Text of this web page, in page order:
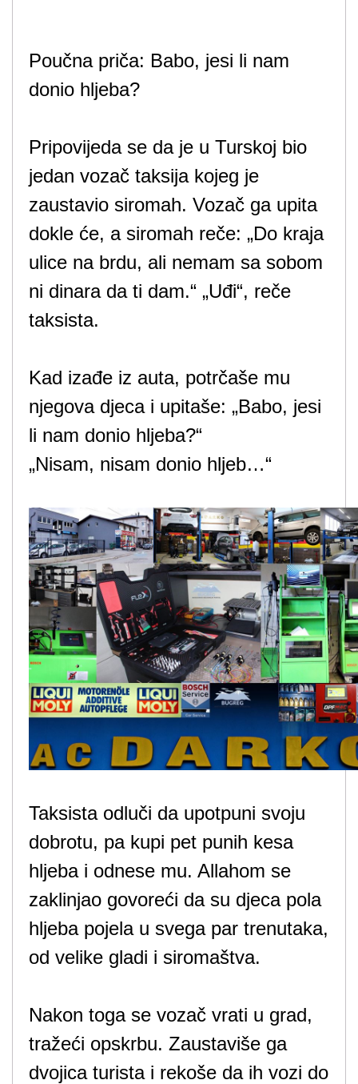
Poučna priča: Babo, jesi li nam
donio hljeba?
Pripovijeda se da je u Turskoj bio
jedan vozač taksija kojeg je
zaustavio siromah. Vozač ga upita
dokle će, a siromah reče: „Do kraja
ulice na brdu, ali nemam sa sobom
ni dinara da ti dam.“ „Uđi“, reče
taksista.
Kad izađe iz auta, potrčaše mu
njegova djeca i upitaše: „Babo, jesi
li nam donio hljeba?“
„Nisam, nisam donio hljeb…“
Taksista odluči da upotpuni svoju
dobrotu, pa kupi pet punih kesa
hljeba i odnese mu. Allahom se
zaklinjao govoreći da su djeca pola
hljeba pojela u svega par trenutaka,
od velike gladi i siromaštva.
Nakon toga se vozač vrati u grad,
tražeći opskrbu. Zaustaviše ga
dvojica turista i rekoše da ih vozi do